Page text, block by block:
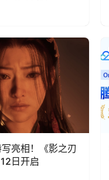
亮相！《影之刃
日开启